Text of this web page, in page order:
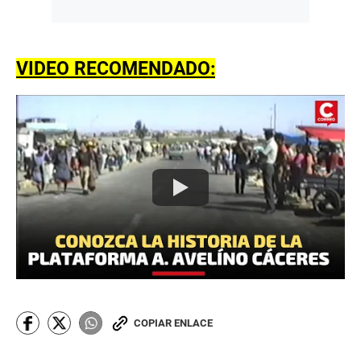
VIDEO RECOMENDADO:
COPIAR ENLACE